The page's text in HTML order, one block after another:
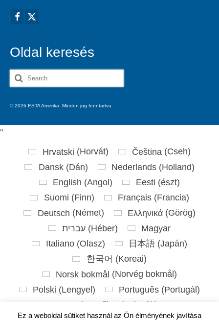
Oldal keresés
Search
© 2026 ESTA Amerika. Minden jog fenntartva.
Ez a weboldal sütiket használ az Ön élményének javítása
''
Hrvatski (Horvát) Čeština (Cseh)
Dansk(Dán) Nederlands(Holland)
English (Angol ) Eesti (észt)
Suomi (Finn) Français(Francia)
Deutsch (Német) Ελληνικά(Görög)
עברית (Héber)
Magyar
Italiano(Olasz) 日本語(Japán)
한국어 (Koreai)
Norsk bokmål (Norvég bokmål)
Polski (Lengyel) Português (Portugál)
Slovenčina
( Szlovák)